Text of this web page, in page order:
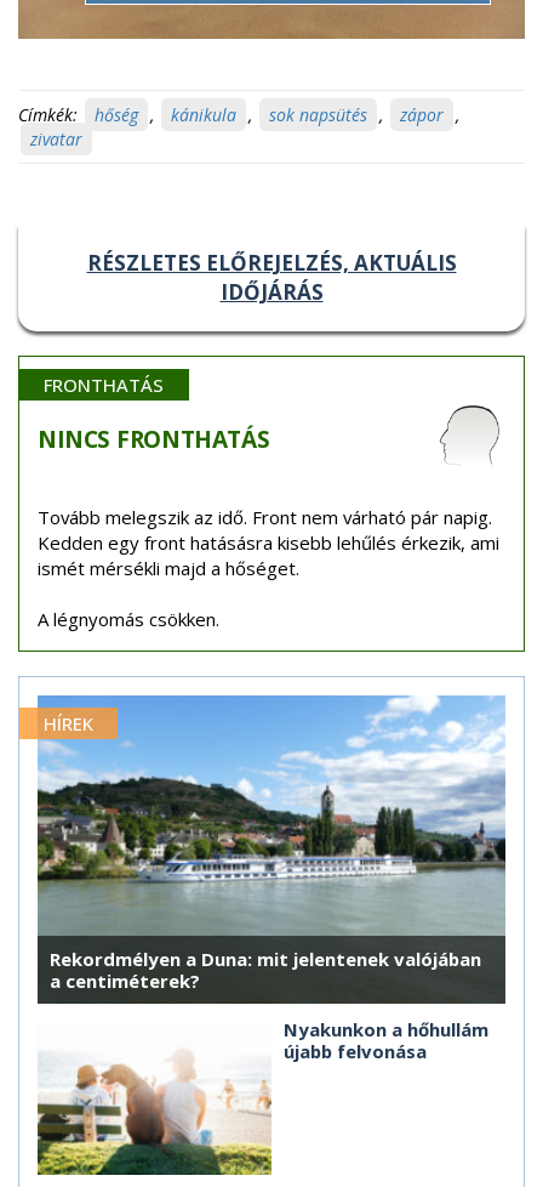
Címkék: hőség , kánikula , sok napsütés , zápor ,
zivatar
RÉSZLETES ELŐREJELZÉS, AKTUÁLIS
IDŐJÁRÁS
FRONTHATÁS
NINCS FRONTHATÁS
Tovább melegszik az idő. Front nem várható pár napig.
Kedden egy front hatásásra kisebb lehűlés érkezik, ami
ismét mérsékli majd a hőséget.
A légnyomás csökken.
HÍREK
Rekordmélyen a Duna: mit jelentenek valójában
a centiméterek?
Nyakunkon a hőhullám
újabb felvonása